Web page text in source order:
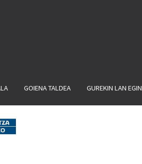
GOIENA TALDEA GUREKIN LAN EGIN